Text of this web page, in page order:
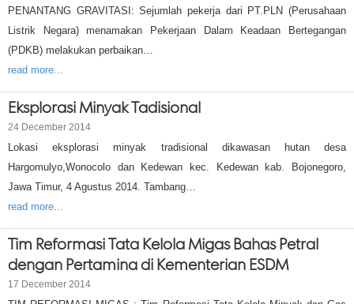
PENANTANG GRAVITASI: Sejumlah pekerja dari PT.PLN (Perusahaan
Listrik Negara) menamakan Pekerjaan Dalam Keadaan Bertegangan
(PDKB) melakukan perbaikan…
read more...
Eksplorasi Minyak Tadisional
24 December 2014
Lokasi eksplorasi minyak tradisional dikawasan hutan desa
Hargomulyo,Wonocolo dan Kedewan kec. Kedewan kab. Bojonegoro,
Jawa Timur, 4 Agustus 2014. Tambang…
read more...
Tim Reformasi Tata Kelola Migas Bahas Petral
dengan Pertamina di Kementerian ESDM
17 December 2014